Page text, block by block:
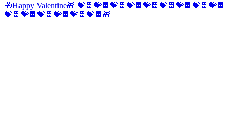
🎁Happy Valentine🎁 💝🍫💝🍫💝🍫💝🍫💝🍫💝🍫💝🍫💝🍫💝🍫
💝🍫💝🍫💝🍫💝🍫💝🍫💝🍫 🎁